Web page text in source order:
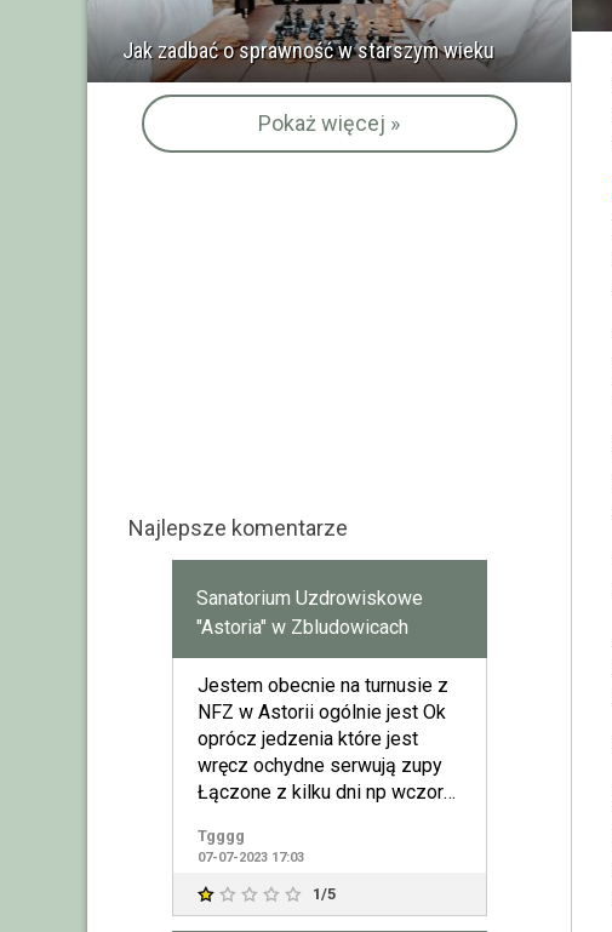
Jak zadbać o sprawność w starszym wieku
Pokaż więcej »
Najlepsze komentarze
Sanatorium Uzdrowiskowe
"Astoria" w Zbludowicach
Jestem obecnie na turnusie z
NFZ w Astorii ogólnie jest Ok
oprócz jedzenia które jest
wręcz ochydne serwują zupy
Łączone z kilku dni np wczoraj
Tgggg
07-07-2023 17:03
1/5